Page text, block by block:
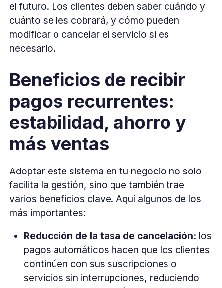
el futuro. Los clientes deben saber cuándo y
cuánto se les cobrará, y cómo pueden
modificar o cancelar el servicio si es
necesario.
Beneficios de recibir
pagos recurrentes:
estabilidad, ahorro y
más ventas
Adoptar este sistema en tu negocio no solo
facilita la gestión, sino que también trae
varios beneficios clave. Aquí algunos de los
más importantes:
Reducción de la tasa de cancelación: los
pagos automáticos hacen que los clientes
continúen con sus suscripciones o
servicios sin interrupciones, reduciendo